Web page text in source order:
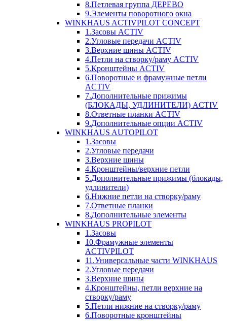
8.Петлевая группа ДЕРЕВО
9.Элементы поворотного окна
WINKHAUS ACTIVPILOT CONCEPT
1.Засовы ACTIV
2.Угловые передачи ACTIV
3.Верхние шины ACTIV
4.Петли на створку/раму ACTIV
5.Кронштейны ACTIV
6.Поворотные и фрамужные петли
ACTIV
7.Дополнительные прижимы
(БЛОКАДЫ, УДЛИНИТЕЛИ) ACTIV
8.Ответные планки ACTIV
9.Дополнительные опции ACTIV
WINKHAUS AUTOPILOT
1.Засовы
2.Угловые передачи
3.Верхние шины
4.Кронштейны/верхние петли
5.Дополнительные прижимы (блокады,
удлинители)
6.Нижние петли на створку/раму
7.Ответные планки
8.Дополнительные элементы
WINKHAUS PROPILOT
1.Засовы
10.Фрамужные элементы
ACTIVPILOT
11.Универсальные части WINKHAUS
2.Угловые передачи
3.Верхние шины
4.Кронштейны, петли верхние на
створку/раму
5.Петли нижние на створку/раму
6.Поворотные кронштейны